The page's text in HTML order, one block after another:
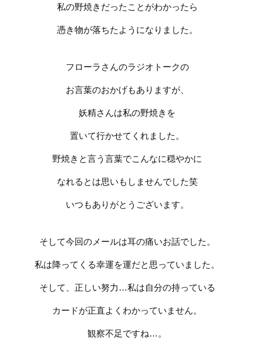
私の野焼きだったことがわかったら
憑き物が落ちたようになりました。
フローラさんのラジオトークの
お言葉のおかげもありますが、
妖精さんは私の野焼きを
置いて行かせてくれました。
野焼きと言う言葉でこんなに穏やかに
なれるとは思いもしませんでした笑
いつもありがとうございます。
そして今回のメールは耳の痛いお話でした。
私は降ってくる幸運を運だと思っていました。
そして、正しい努力 …私は自分の持っている
カードが正直よくわかっていません。
観察不足ですね… 。